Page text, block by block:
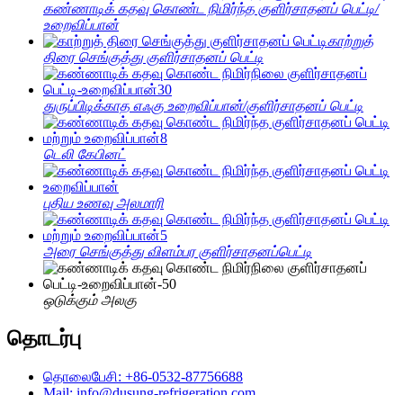
கண்ணாடிக் கதவு கொண்ட நிமிர்ந்த குளிர்சாதனப் பெட்டி/
உறைவிப்பான்
காற்றுத்
திரை செங்குத்து குளிர்சாதனப் பெட்டி
துருப்பிடிக்காத எஃகு உறைவிப்பான்/குளிர்சாதனப் பெட்டி
டெலி கேபினட்
புதிய உணவு அலமாரி
அரை செங்குத்து விளம்பர குளிர்சாதனப்பெட்டி
ஒடுக்கும் அலகு
தொடர்பு
தொலைபேசி: +86-0532-87756688